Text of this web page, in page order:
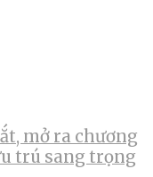
mở ra chương
trú sang trọng